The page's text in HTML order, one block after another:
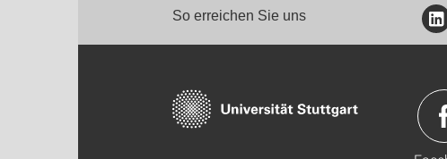
So erreichen Sie uns